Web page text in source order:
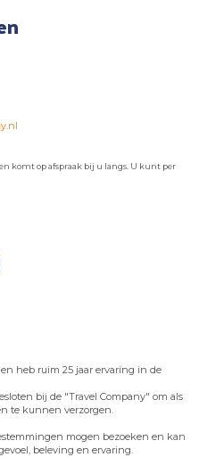
komt op afspraak bij u langs. U kunt per
heb ruim 25 jaar ervaring in de
bij de "Travel Company" om als
te kunnen verzorgen.
mogen bezoeken en kan
beleving en ervaring.